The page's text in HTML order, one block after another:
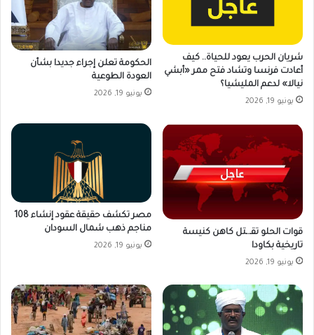
شريان الحرب يعود للحياة.. كيف
أعادت فرنسا وتشاد فتح ممر «أبشي
نيالا» لدعم المليشيا؟
يونيو 19, 2026
الحكومة تعلن إجراء جديدا بشأن
العودة الطوعية
يونيو 19, 2026
قوات الحلو تقـ.ـتل كاهن كنيسة
تاريخية بكاودا
يونيو 19, 2026
مصر تكشف حقيقة عقود إنشاء 108
مناجم ذهب شمال السودان
يونيو 19, 2026